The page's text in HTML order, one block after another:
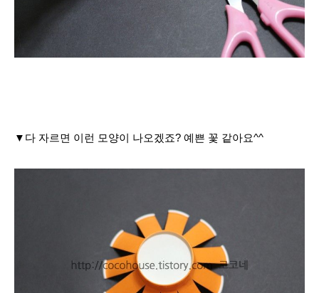
▼다 자르면 이런 모양이 나오겠죠? 예쁜 꽃 같아요^^